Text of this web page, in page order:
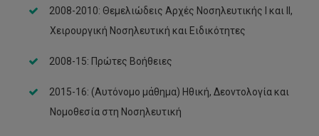
2008-2010: Θεμελιώδεις Αρχές Νοσηλευτικής I και II,
Χειρουργική Νοσηλευτική και Ειδικότητες
2008-15: Πρώτες Βοήθειες
2015-16: (Αυτόνομο μάθημα) Ηθική, Δεοντολογία και
Νομοθεσία στη Νοσηλευτική